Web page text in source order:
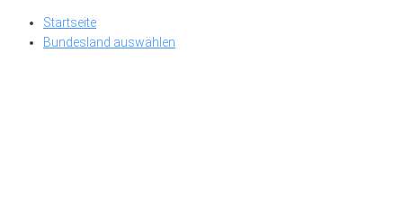
Skip
Startseite
Bundesland auswählen